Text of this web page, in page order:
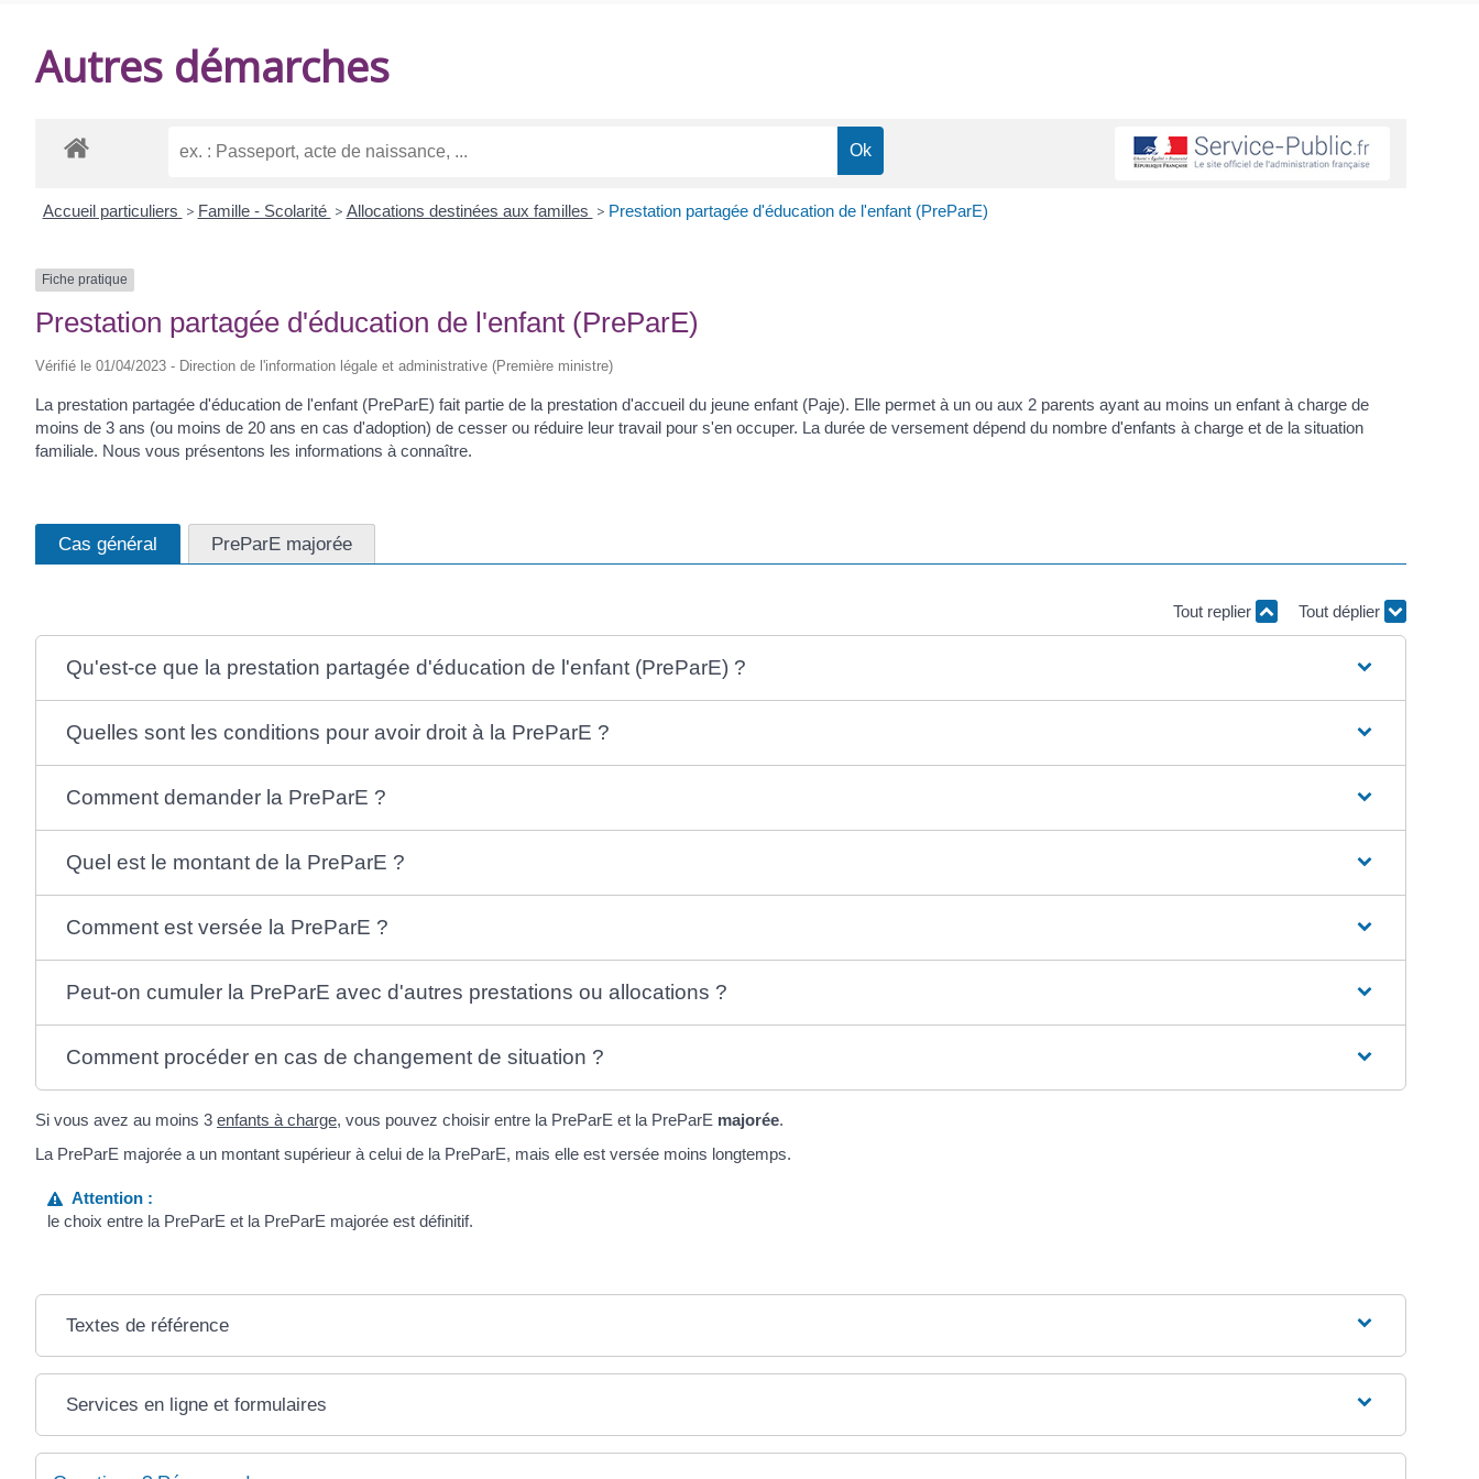
Autres démarches
Accueil particuliers > Famille - Scolarité > Allocations destinées aux familles > Prestation partagée d'éducation de l'enfant (PreParE)
Fiche pratique
Prestation partagée d'éducation de l'enfant (PreParE)
Vérifié le 01/04/2023 - Direction de l'information légale et administrative (Première ministre)
La prestation partagée d'éducation de l'enfant (PreParE) fait partie de la prestation d'accueil du jeune enfant (Paje). Elle permet à un ou aux 2 parents ayant au moins un enfant à charge de
moins de 3 ans (ou moins de 20 ans en cas d'adoption) de cesser ou réduire leur travail pour s'en occuper. La durée de versement dépend du nombre d'enfants à charge et de la situation
familiale. Nous vous présentons les informations à connaître.
Cas général PreParE majorée
Tout replier Tout déplier
Qu'est-ce que la prestation partagée d'éducation de l'enfant (PreParE) ?
Quelles sont les conditions pour avoir droit à la PreParE ?
Comment demander la PreParE ?
Quel est le montant de la PreParE ?
Comment est versée la PreParE ?
Peut-on cumuler la PreParE avec d'autres prestations ou allocations ?
Comment procéder en cas de changement de situation ?
Si vous avez au moins 3 enfants à charge, vous pouvez choisir entre la PreParE et la PreParE majorée.
La PreParE majorée a un montant supérieur à celui de la PreParE, mais elle est versée moins longtemps.
Attention :
le choix entre la PreParE et la PreParE majorée est définitif.
Textes de référence
Services en ligne et formulaires